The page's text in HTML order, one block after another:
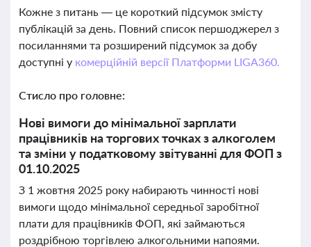
Кожне з питань — це короткий підсумок змісту
публікацій за день. Повний список першоджерел з
посиланнями та розширений підсумок за добу
доступні у комерційній версії Платформи LIGA360.
Стисло про головне:
Нові вимоги до мінімальної зарплати
працівників на торгових точках з алкоголем
та зміни у податковому звітуванні для ФОП з
01.10.2025
З 1 жовтня 2025 року набирають чинності нові
вимоги щодо мінімальної середньої заробітної
плати для працівників ФОП, які займаються
роздрібною торгівлею алкогольними напоями.